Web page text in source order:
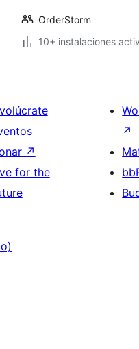
OrderStorm
10+ instalaciones
↗
for the
↗